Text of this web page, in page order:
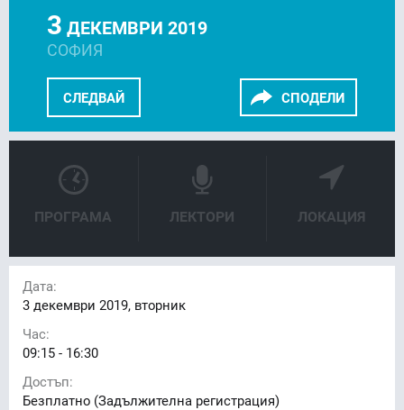
СЛЕДВАЙ СПОДЕЛИ
3 ДЕКЕМВРИ 2019
СОФИЯ
ПРОГРАМА ЛЕКТОРИ ЛОКАЦИЯ
Дата:
3 декември 2019, вторник
Час:
09:15 - 16:30
Достъп:
Безплатно (Задължителна регистрация)